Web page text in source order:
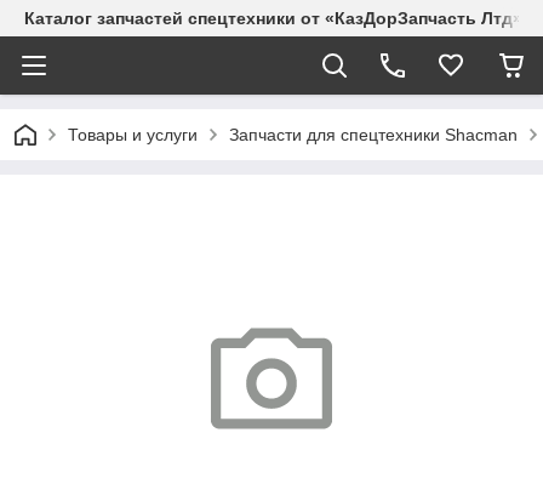
Каталог запчастей спецтехники от «КазДорЗапчасть Лтд»
Товары и услуги Запчасти для спецтехники Shacman